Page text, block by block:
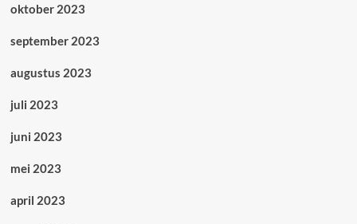
oktober 2023
september 2023
augustus 2023
juli 2023
juni 2023
mei 2023
april 2023